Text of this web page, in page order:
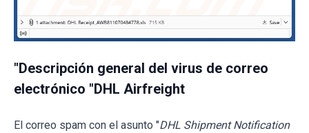
"Descripción general del virus de correo
electrónico "DHL Airfreight
El correo spam con el asunto "DHL Shipment Notification